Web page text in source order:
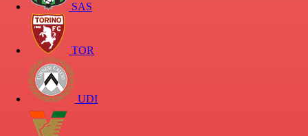
SAS
TOR
UDI